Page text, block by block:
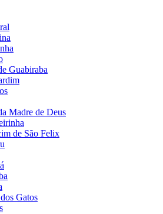
Guabiraba
Madre de Deus
de São Felix
Gatos